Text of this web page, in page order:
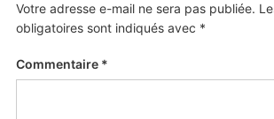
Votre adresse e-mail ne sera pas publiée.
obligatoires sont indiqués avec *
Commentaire *